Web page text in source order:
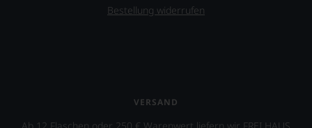
Bestellung widerrufen
VERSAND